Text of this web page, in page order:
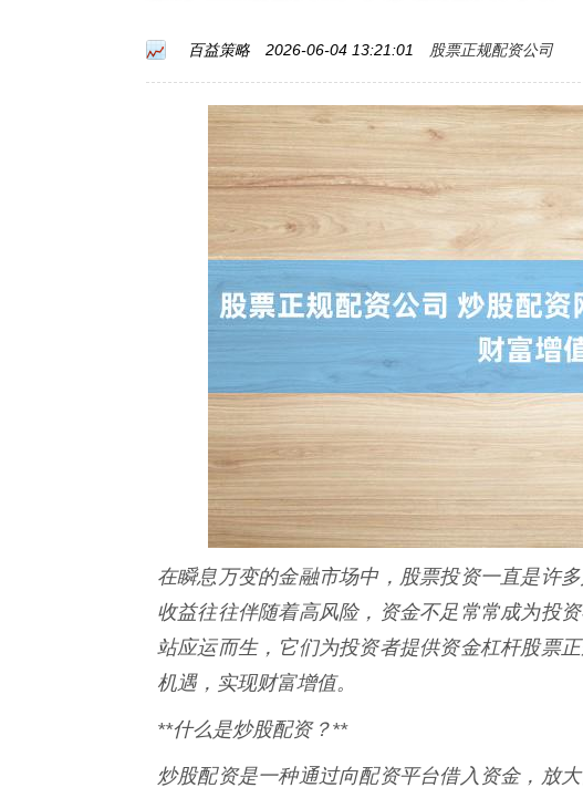
百益策略 2026-06-04 13:21:01 股票正规配资公司
在瞬息万变的金融市场中，股票投资一直是许
收益往往伴随着高风险，资金不足常常成为投
站应运而生，它们为投资者提供资金杠杆股票
机遇，实现财富增值。
**什么是炒股配资？**
炒股配资是一种通过向配资平台借入资金，放